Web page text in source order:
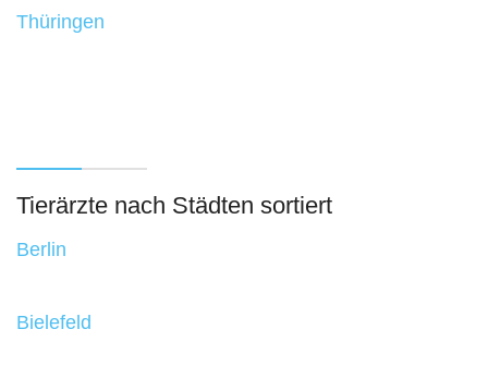
Thüringen
Tierärzte nach Städten sortiert
Berlin
Bielefeld